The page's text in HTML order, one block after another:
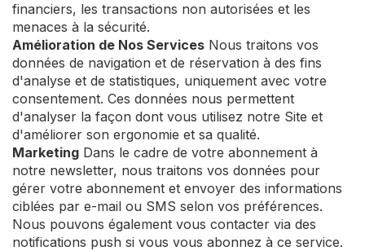
financiers, les transactions non autorisées et les
menaces à la sécurité.
Amélioration de Nos Services Nous traitons vos
données de navigation et de réservation à des fins
d'analyse et de statistiques, uniquement avec votre
consentement. Ces données nous permettent
d'analyser la façon dont vous utilisez notre Site et
d'améliorer son ergonomie et sa qualité.
Marketing Dans le cadre de votre abonnement à
notre newsletter, nous traitons vos données pour
gérer votre abonnement et envoyer des informations
ciblées par e-mail ou SMS selon vos préférences.
Nous pouvons également vous contacter via des
notifications push si vous vous abonnez à ce service.